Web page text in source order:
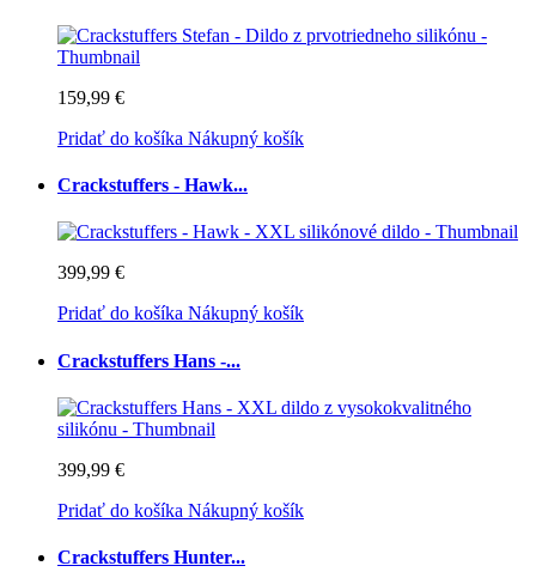
159,99 €
Pridať do košíka Nákupný košík
Crackstuffers - Hawk...
399,99 €
Pridať do košíka Nákupný košík
Crackstuffers Hans -...
399,99 €
Pridať do košíka Nákupný košík
Crackstuffers Hunter...